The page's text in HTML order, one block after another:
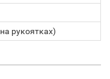
рукоятках)